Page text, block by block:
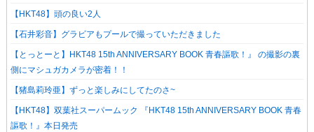
【HKT48】頭の良い2人
【石井彩音】グラビアもプールで撮っていただきました
【とっとーと】HKT48 15th ANNIVERSARY BOOK 青春謳歌！』 の撮影の裏
側にマシュガカメラが密着！！
【猪島莉玲亜】ずっと楽しみにしてたのさ~
【HKT48】双葉社スーパームック 『HKT48 15th ANNIVERSARY BOOK 青春
謳歌！』本日発売